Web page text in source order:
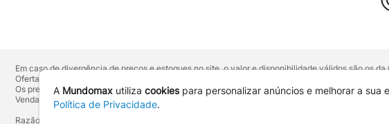
Em caso de divergência de preços e estoques no site, o valor e disponibilidade válidos são os
Ofertas válidas até o término de nossos estoques. Para compras acima de 5 unidades do
Os preços apresentados no site prevalecem sobre outros anunciados em qualquer outro meio
Vendas sujeitas à confirmação de dados e análises de crédito e risco.
Razão Social: Hayamax Distribuidora de Produtos Eletrônicos Ltda - CNPJ: 01.725.627/0002-
A Mundomax utiliza cookiespara personalizar anúncios e melhorar a sua
Política de Privacidade.